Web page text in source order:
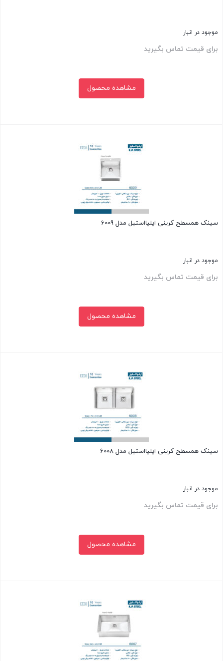
موجود در انبار
برای قیمت تماس بگیرید
مشاهده محصول
سینک همسطح کرینی ایلیااستیل مدل 6009
موجود در انبار
برای قیمت تماس بگیرید
مشاهده محصول
سینک همسطح کرینی ایلیااستیل مدل 6008
موجود در انبار
برای قیمت تماس بگیرید
مشاهده محصول